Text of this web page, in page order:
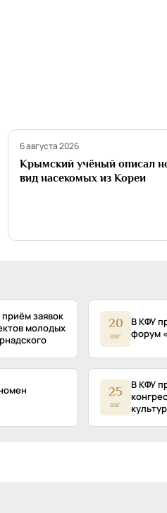
6 августа 2026
Крымский учёный описал
вид насекомых из Кореи
заявок
молодых
20
авг
В КФУ
форум
25
авг
В КФУ